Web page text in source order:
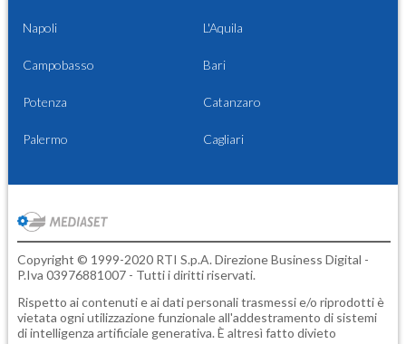
Napoli L'Aquila
Campobasso Bari
Potenza Catanzaro
Palermo Cagliari
Copyright © 1999-2020 RTI S.p.A. Direzione Business Digital -
P.Iva 03976881007 - Tutti i diritti riservati.
Rispetto ai contenuti e ai dati personali trasmessi e/o riprodotti è
vietata ogni utilizzazione funzionale all'addestramento di sistemi
di intelligenza artificiale generativa. È altresì fatto divieto